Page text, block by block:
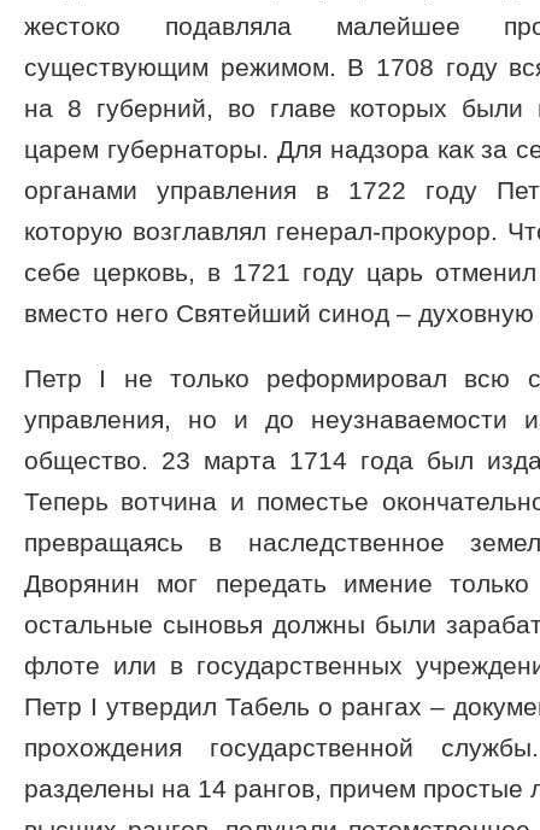
жестоко подавляла малейшее
существующим режимом. В 1708 году
на 8 губерний, во главе которых были
царем губернаторы. Для надзора как за
органами управления в 1722 году
которую возглавлял генерал-прокурор.
себе церковь, в 1721 году царь
вместо него Святейший синод – духовную
Петр I не только реформировал всю
управления, но и до неузнаваемости
общество. 23 марта 1714 года был
Теперь вотчина и поместье
превращаясь в наследственное
Дворянин мог передать имение
остальные сыновья должны были
флоте или в государственных
Петр I утвердил Табель о рангах –
прохождения государственной
разделены на 14 рангов, причем